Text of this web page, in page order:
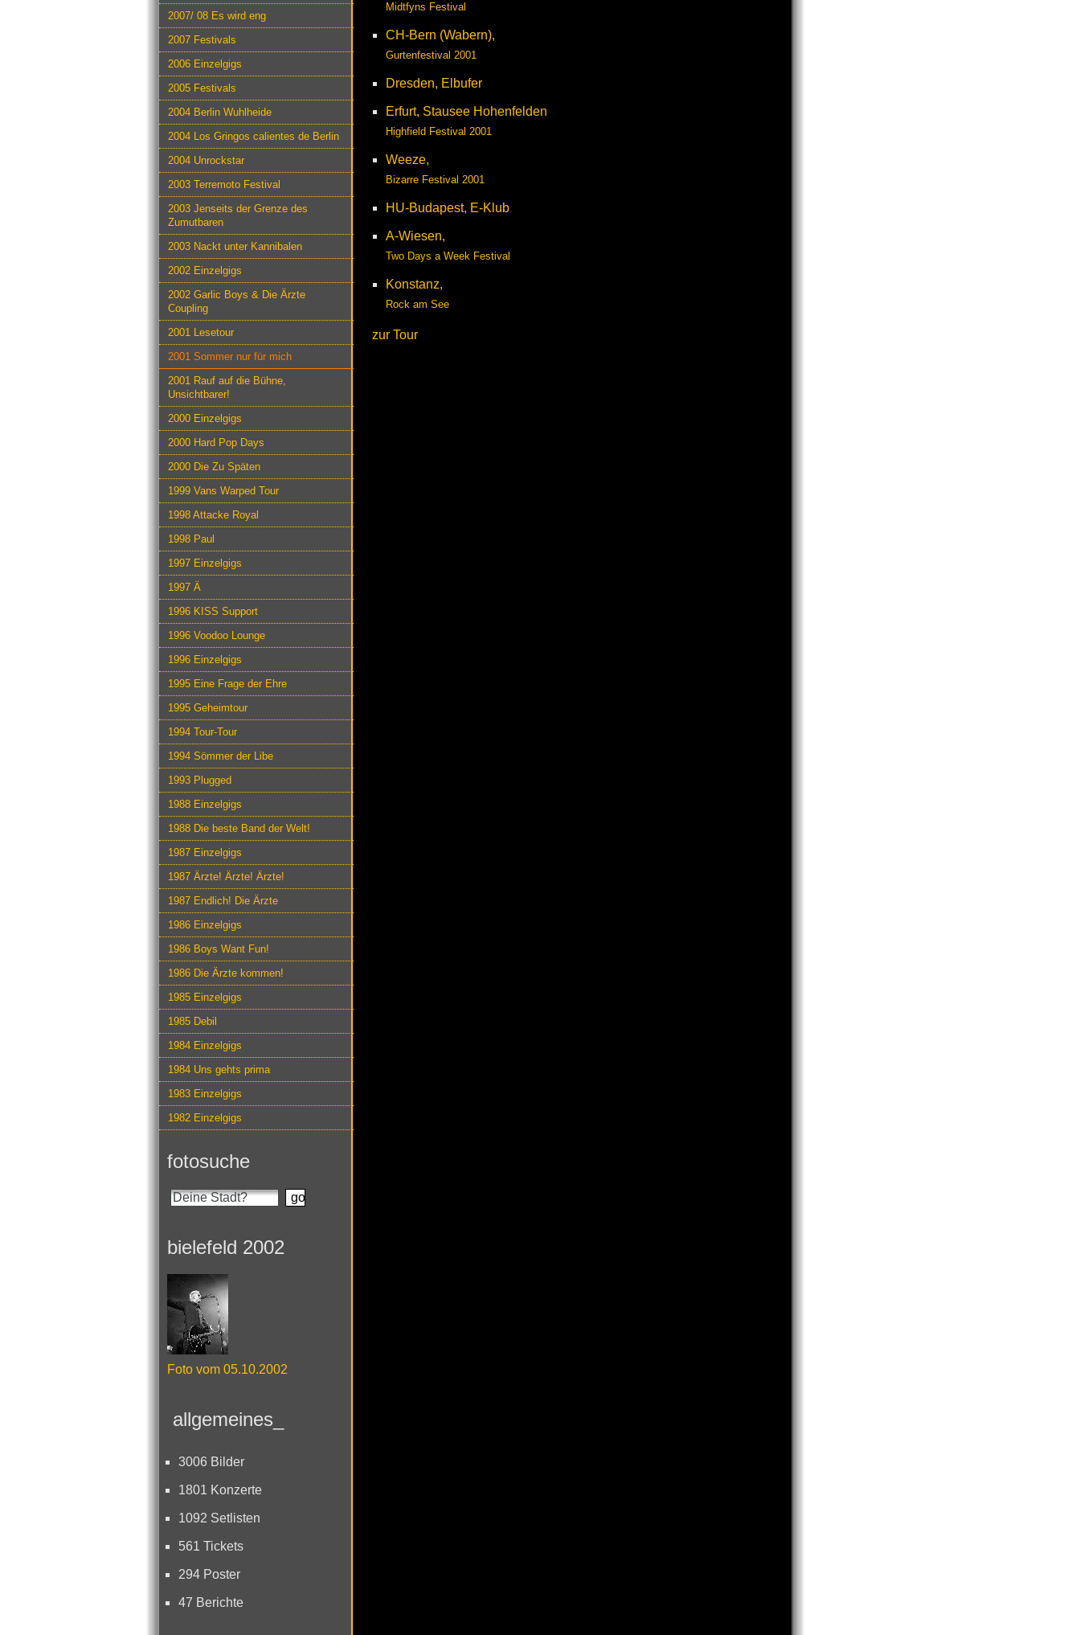
2007/ 08 Es wird eng
2007 Festivals
2006 Einzelgigs
2005 Festivals
2004 Berlin Wuhlheide
2004 Los Gringos calientes de Berlin
2004 Unrockstar
2003 Terremoto Festival
2003 Jenseits der Grenze des
Zumutbaren
2003 Nackt unter Kannibalen
2002 Einzelgigs
2002 Garlic Boys & Die Ärzte
Coupling
2001 Lesetour
2001 Sommer nur für mich
2001 Rauf auf die Bühne,
Unsichtbarer!
2000 Einzelgigs
2000 Hard Pop Days
2000 Die Zu Späten
1999 Vans Warped Tour
1998 Attacke Royal
1998 Paul
1997 Einzelgigs
1997 Ä
1996 KISS Support
1996 Voodoo Lounge
1996 Einzelgigs
1995 Eine Frage der Ehre
1995 Geheimtour
1994 Tour-Tour
1994 Sömmer der Libe
1993 Plugged
1988 Einzelgigs
1988 Die beste Band der Welt!
1987 Einzelgigs
1987 Ärzte! Ärzte! Ärzte!
1987 Endlich! Die Ärzte
1986 Einzelgigs
1986 Boys Want Fun!
1986 Die Ärzte kommen!
1985 Einzelgigs
1985 Debil
1984 Einzelgigs
1984 Uns gehts prima
1983 Einzelgigs
1982 Einzelgigs
fotosuche
bielefeld 2002
Foto vom 05.10.2002
allgemeines_
3006 Bilder
1801 Konzerte
1092 Setlisten
561 Tickets
294 Poster
47 Berichte
Midtfyns Festival
CH-Bern (Wabern),
Gurtenfestival 2001
Dresden, Elbufer
Erfurt, Stausee Hohenfelden
Highfield Festival 2001
Weeze,
Bizarre Festival 2001
HU-Budapest, E-Klub
A-Wiesen,
Two Days a Week Festival
Konstanz,
Rock am See
zur Tour